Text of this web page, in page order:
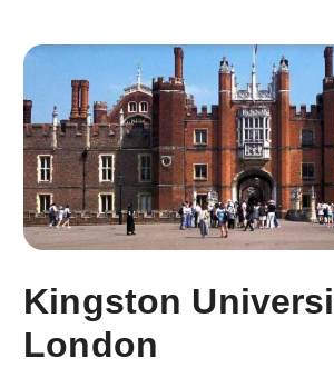
Kingston
London